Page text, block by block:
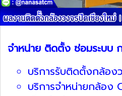
จำหน่าย ติดตั้ง ซ่อมระบบ
บริการรับติดตั้งกล้อง
บริการจำหน่ายกล้อง